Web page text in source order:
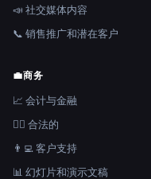
📣 社交媒体内容
📞 销售推广和潜在客户
💼商务
📈 会计与金融
👩‍⚖️ 合法的
👨‍💻 客户支持
📊 幻灯片和演示文稿